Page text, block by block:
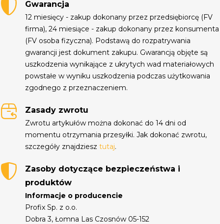
Gwarancja
12 miesięcy - zakup dokonany przez przedsiębiorcę (FV
firma), 24 miesiące - zakup dokonany przez konsumenta
(FV osoba fizyczna). Podstawą do rozpatrywania
gwarancji jest dokument zakupu. Gwarancją objęte są
uszkodzenia wynikające z ukrytych wad materiałowych
powstałe w wyniku uszkodzenia podczas użytkowania
zgodnego z przeznaczeniem.
Zasady zwrotu
Zwrotu artykułów można dokonać do 14 dni od
momentu otrzymania przesyłki. Jak dokonać zwrotu,
szczegóły znajdziesztutaj.
Zasoby dotyczące bezpieczeństwa i
produktów
Informacje o producencie
Profix Sp. z o.o.
Dobra 3, Łomna Las Czosnów 05-152